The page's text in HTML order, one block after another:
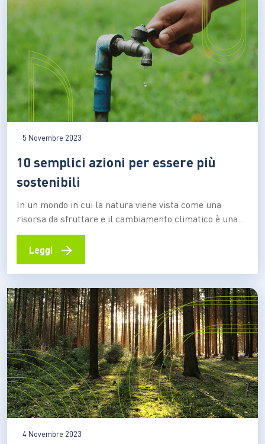
5 Novembre 2023
10 semplici azioni per essere più
sostenibili
In un mondo in cui la natura viene vista come una
risorsa da sfruttare e il cambiamento climatico è una
delle minacce più incombenti, la sostenibilità è
diventata una priorità. Sia per le aziende che per gli
più sostenibile, ma…
Leggi →
4 Novembre 2023